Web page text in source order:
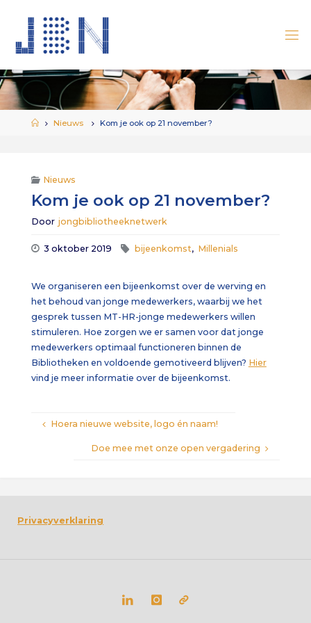
inhoud
HomeNieuws Kom je ook op 21 november?
Nieuws
Kom je ook op 21 november?
Door jongbibliotheeknetwerk
3 oktober 2019 bijeenkomst, Millenials
We organiseren een bijeenkomst over de werving en
het behoud van jonge medewerkers, waarbij we het
gesprek tussen MT-HR-jonge medewerkers willen
stimuleren. Hoe zorgen we er samen voor dat jonge
medewerkers optimaal functioneren binnen de
Bibliotheken en voldoende gemotiveerd blijven? Hier
vind je meer informatie over de bijeenkomst.
Hoera nieuwe website, logo én naam!
Doe mee met onze open vergadering
Privacyverklaring